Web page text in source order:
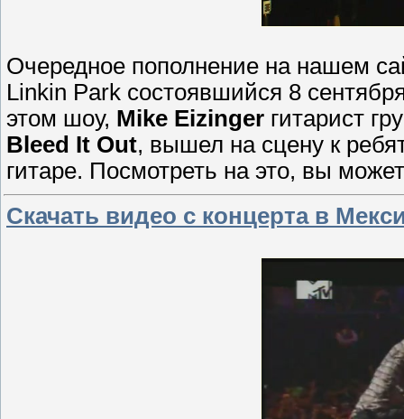
Очередное пополнение на нашем
Linkin Park состоявшийся 8
этом шоу, Mike Eizinger гитарист
Bleed It Out, вышел на сцену к
гитаре. Посмотреть на это, вы
Скачать видео с концерта в